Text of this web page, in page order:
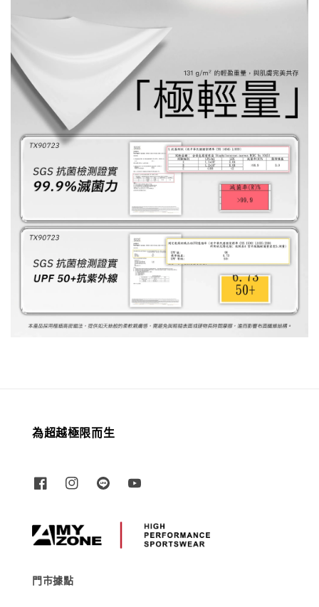
為超越極限而生
門市據點